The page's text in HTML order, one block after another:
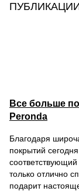
Все больше
Peronda
Благодаря
покрытий
только отлично
подарит